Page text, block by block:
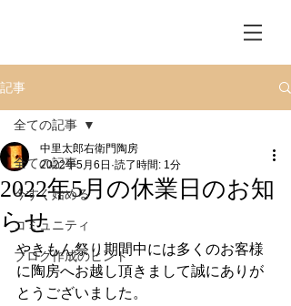
記事
全ての記事
今すぐ始める
コミュニティ
ブログ作成のヒント
全ての記事
2022年5月の休業日のお知
らせ
中里太郎右衛門陶房
2022年5月6日 読了時間: 1分
やきもん祭り期間中には多くのお客様
に陶房へお越し頂きまして誠にありが
とうございました。